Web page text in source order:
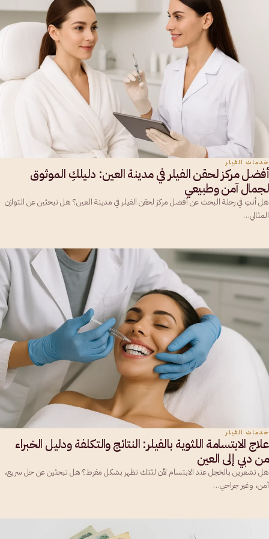
خدمات الفيلر
أفضل مركز لحقن الفيلر في مدينة العين: دليلكِ الموثوق
لجمال آمن وطبيعي
هل أنتِ في رحلة البحث عن أفضل مركز لحقن الفيلر في مدينة العين؟ هل تبحثين عن التوازن
المثالي…
خدمات الفيلر
علاج الابتسامة اللثوية بالفيلر: النتائج والتكلفة ودليل الخبراء
من دبي إلى العين
هل تشعرين بالخجل عند الابتسام لأن لثتك تظهر بشكل مفرط؟ هل تبحثين عن حل سريع،
آمن، وغير جراحي…